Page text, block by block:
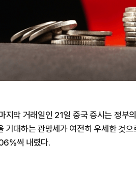
지막 거래일인 21일 중국 증시는 정부
기대하는 관망세가 여전히 우세한 것
씩 내렸다.